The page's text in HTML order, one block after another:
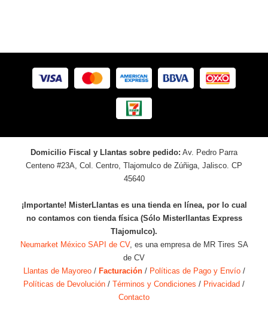
Domicilio Fiscal y Llantas sobre pedido: Av. Pedro Parra
Centeno #23A, Col. Centro, Tlajomulco de Zúñiga, Jalisco. CP
45640
¡Importante! MisterLlantas es una tienda en línea, por lo cual
no contamos con tienda física (Sólo Misterllantas Express
Tlajomulco).
Neumarket México SAPI de CV, es una empresa de MR Tires SA
de CV
Llantas de Mayoreo/ Facturación/ Políticas de Pago y Envío/
Políticas de Devolución / Términos y Condiciones / Privacidad /
Contacto